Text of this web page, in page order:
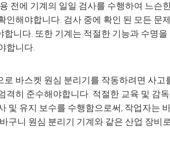
전에 기계의 일일 검사를 수행하여 느슨
인해야합니다. 검사 중에 확인 된 모든 문
합니다. 또한 기계는 적절한 기능과 수명
합니다.
로 바스켓 원심 분리기를 작동하려면 사
격히 준수해야합니다. 적절한 교육 및 감
및 유지 보수를 수행함으로써, 작업자는
구니 원심 분리기 기계와 같은 산업 장비